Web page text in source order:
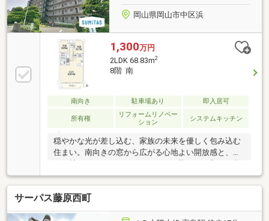
岡山県岡山市中区浜
1,300万円
2LDK 68.83m2
8階 南
南向き 駐車場あり 即入居可
所有権
リフォームリノベー
ション
システムキッチン
穏やかな光が差し込む、家族の未来を優しく包み込む
住まい。南向きの窓から広がる心地よい開放感と、約
りを添えてくれます。全居室に収納が備わり、すっき
りとした美しい空間を保てるデザイン。宇野小学校ま
で徒歩約11分と、お子様の通学にも安心の環境が整っ
ています。心地よい風が吹き抜けるこの空間で、新し
サーパス藤原西町